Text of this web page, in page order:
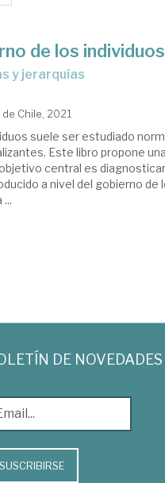
de los individuos
y jerarquías
Chile, 2021
suele ser estudiado
Este libro propone
central es
a nivel del gobierno de
DE NOVEDADES
SUSCRIBIRSE